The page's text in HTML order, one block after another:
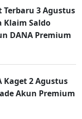
Terbaru 3 Agustus
Klaim Saldo
DANA Premium
Kaget 2 Agustus
Akun Premium